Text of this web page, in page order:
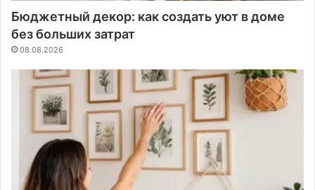
Бюджетный декор: как создать уют в доме
без больших затрат
08.08.2026